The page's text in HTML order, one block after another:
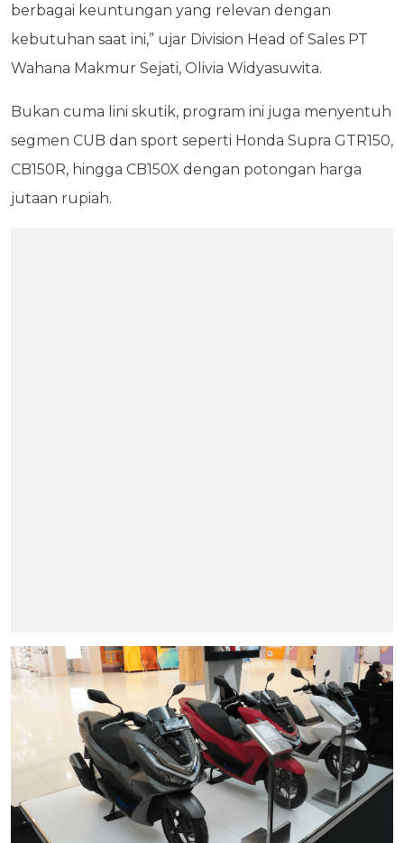
berbagai keuntungan yang relevan dengan
kebutuhan saat ini,” ujar Division Head of Sales PT
Wahana Makmur Sejati, Olivia Widyasuwita.
Bukan cuma lini skutik, program ini juga menyentuh
segmen CUB dan sport seperti Honda Supra GTR150,
CB150R, hingga CB150X dengan potongan harga
jutaan rupiah.